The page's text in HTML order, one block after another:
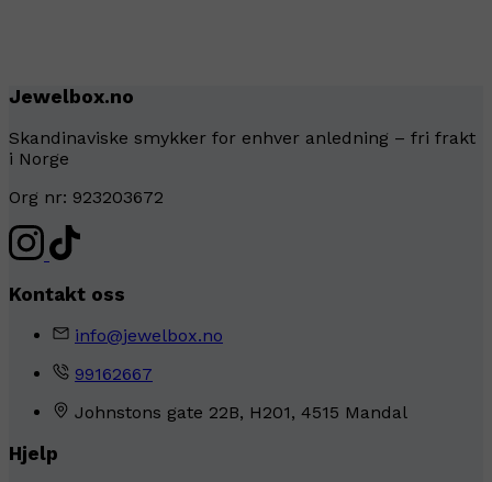
Jewelbox.no
Skandinaviske smykker for enhver anledning – fri frakt
i Norge
Org nr: 923203672
Kontakt oss
info@jewelbox.no
99162667
Johnstons gate 22B, H201, 4515 Mandal
Hjelp